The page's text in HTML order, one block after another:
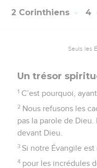
2 Corinthiens 4
Seuls les
Un trésor
1 C’est pourquoi,
2 Nous refusons les
pas la parole de
devant Dieu.
3 Si notre Évangile
4 pour les incrédules